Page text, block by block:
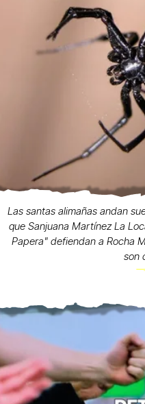
Las santas alimañas andan
que Sanjuana Martínez La
Papera" defiendan a Rocha
son